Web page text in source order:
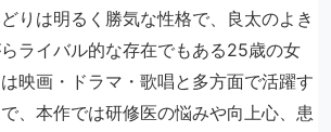
りは明るく勝気な性格で、良太のよき
ライバル的な存在でもある25歳の女
映画・ドラマ・歌唱と多方面で活躍す
、本作では研修医の悩みや向上心、患